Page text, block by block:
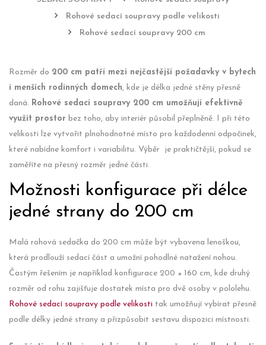
Rohové sedací soupravy podle velikosti
Rohové sedací soupravy 200 cm
Rozměr do 200 cm patří mezi nejčastější požadavky v bytech
i menších rodinných domech, kde je délka jedné stěny přesně
daná. Rohové sedací soupravy 200 cm umožňují efektivně
využít prostor bez toho, aby interiér působil přeplněně. I při této
velikosti lze vytvořit plnohodnotné místo pro každodenní odpočinek,
které nabídne komfort i variabilitu. Výběr je praktičtější, pokud se
zaměříte na přesný rozměr jedné části.
Možnosti konfigurace při délce
jedné strany do 200 cm
Malá rohová sedačka do 200 cm může být vybavena lenoškou,
která prodlouží sedací část a umožní pohodlné natažení nohou.
Častým řešením je například konfigurace 200 × 160 cm, kde druhý
rozměr od rohu zajišťuje dostatek místa pro dvě osoby v pololehu.
Rohové sedací soupravy podle velikosti tak umožňují vybírat přesně
podle délky jedné strany a přizpůsobit sestavu dispozici místnosti.